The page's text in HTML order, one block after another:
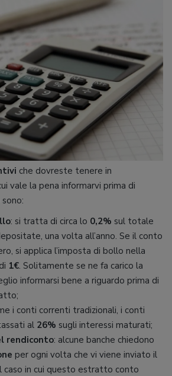
che dovreste tenere in
vale la pena informarvi prima di
: si tratta di circa lo 0,2% sul totale
una volta all’anno. Se il conto
si applica l’imposta di bollo nella
1€. Solitamente se ne fa carico la
informarsi bene a riguardo prima di
i conti correnti tradizionali, i conti
al 26% sugli interessi maturati;
rendiconto: alcune banche chiedono
per ogni volta che vi viene inviato il
caso in cui questo estratto conto